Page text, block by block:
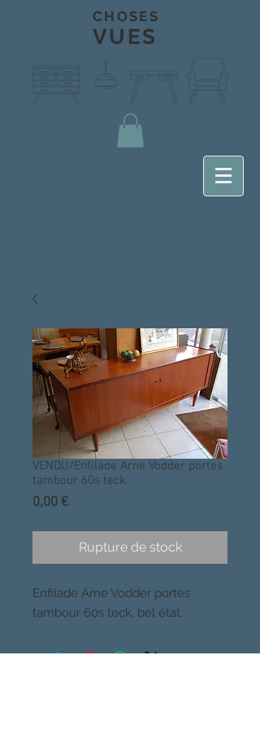
CHOSES
VUES
VENDU/Enfilade Arne Vodder portes
tambour 60s teck
0,00 €Prix
Rupture de stock
Enfilade Arne Vodder portes
tambour 60s teck. bel état.